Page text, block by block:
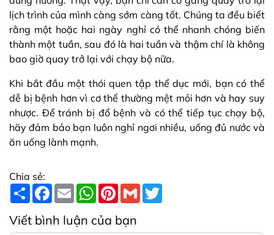
lịch trình của mình càng sớm càng tốt. Chúng ta đều biết
rằng một hoặc hai ngày nghỉ có thể nhanh chóng biến
thành một tuần, sau đó là hai tuần và thậm chí là không
bao giờ quay trở lại với chạy bộ nữa.
Khi bắt đầu một thói quen tập thể dục mới, bạn có thể
dễ bị bệnh hơn vì cơ thể thường mệt mỏi hơn và hay suy
nhược. Để tránh bị đổ bệnh và có thể tiếp tục chạy bộ,
hãy đảm bảo bạn luôn nghỉ ngơi nhiều, uống đủ nước và
ăn uống lành mạnh.
Chia sẻ:
S
h
r
e
F
a
e
b
E
m
i
l
W
h
t
s
P
t
e
G
m
Viết bình luận của bạn